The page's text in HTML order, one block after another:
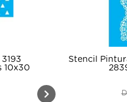
10x30
Stencil